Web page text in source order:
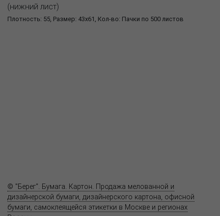
Плотность: 55, Размер: 43x61, Кол-во: Пачки по 500 листов
(нижний лист)
© "Берег". Бумага. Картон. Продажа мелованной и
дизайнерской бумаги, дизайнерского картона, офисной
бумаги, самоклеящейся этикетки в Москве и регионах